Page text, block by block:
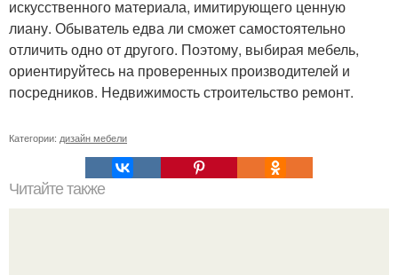
искусственного материала, имитирующего ценную
лиану. Обыватель едва ли сможет самостоятельно
отличить одно от другого. Поэтому, выбирая мебель,
ориентируйтесь на проверенных производителей и
посредников. Недвижимость строительство ремонт.
Категории: дизайн мебели
Читайте также